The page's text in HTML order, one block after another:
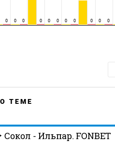
0 0 0 0 0 0 0 0 0 0 0
ТЕМЕ
Сокол - Ильпар. FONBET